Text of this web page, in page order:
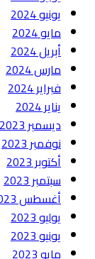
يونيو 2024
مايو 2024
أبريل 2024
مارس 2024
فبراير 2024
يناير 2024
ديسمبر 2023
نوفمبر 2023
أكتوبر 2023
سبتمبر 2023
أغسطس 2023
يوليو 2023
يونيو 2023
مايو 2023